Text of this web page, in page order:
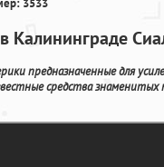
3533
Калининграде
предназначенные для
средства знаменитых